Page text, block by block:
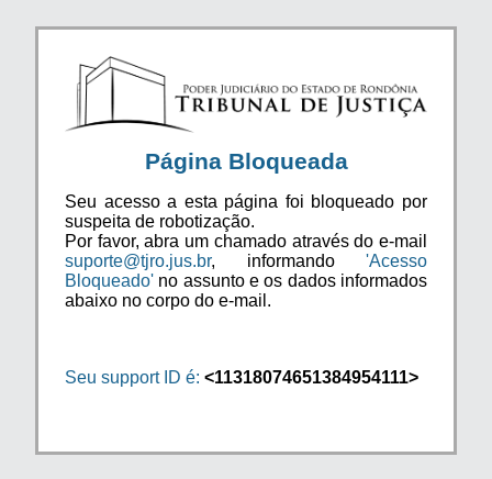
Página Bloqueada
Seu acesso a esta página foi bloqueado por
suspeita de robotização.
Por favor, abra um chamado através do e-mail
suporte@tjro.jus.br, informando 'Acesso
Bloqueado' no assunto e os dados informados
abaixo no corpo do e-mail.
Seu support ID é: <11318074651384954111>